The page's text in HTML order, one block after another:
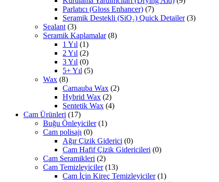
Parlatıcı (Gloss Enhancer) (7)
Seramik Destekli (SiO₂) Quick Detailer (3)
Sealant (3)
Seramik Kaplamalar (8)
1 Yıl (1)
2 Yıl (2)
3 Yıl (0)
5+ Yıl (5)
Wax (8)
Carnauba Wax (2)
Hybrid Wax (2)
Sentetik Wax (4)
Cam Ürünleri (17)
Buğu Önleyiciler (1)
Cam polisajı (0)
Ağır Çizik Giderici (0)
Cam Hafif Çizik Gidericileri (0)
Cam Seramikleri (2)
Cam Temizleyiciler (13)
Cam İçin Kireç Temizleyiciler (1)